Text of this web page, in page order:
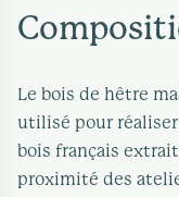
Le bois de hêtre
utilisé pour réaliser
bois français
proximité des